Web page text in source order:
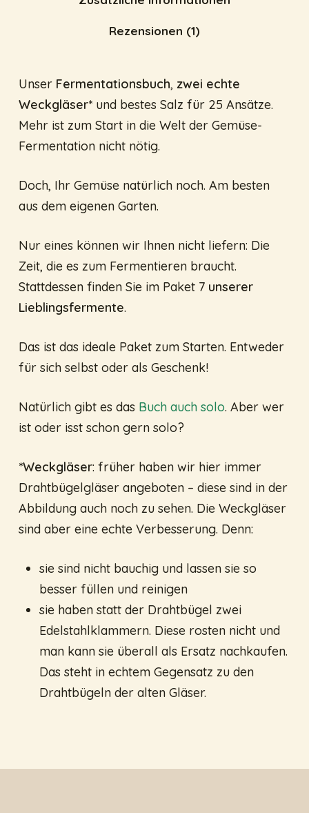
Rezensionen (1)
Unser Fermentationsbuch, zwei echte
Weckgläser* und bestes Salz für 25 Ansätze.
Mehr ist zum Start in die Welt der Gemüse-
Fermentation nicht nötig.
Doch, Ihr Gemüse natürlich noch. Am besten
aus dem eigenen Garten.
Nur eines können wir Ihnen nicht liefern: Die
Zeit, die es zum Fermentieren braucht.
Stattdessen finden Sie im Paket 7unserer
Lieblingsfermente.
Das ist das ideale Paket zum Starten. Entweder
für sich selbst oder als Geschenk!
Natürlich gibt es das Buch auch solo. Aber wer
ist oder isst schon gern solo?
*Weckgläser: früher haben wir hier immer
Drahtbügelgläser angeboten – diese sind in der
Abbildung auch noch zu sehen. Die Weckgläser
sind aber eine echte Verbesserung. Denn:
sie sind nicht bauchig und lassen sie so
besser füllen und reinigen
sie haben statt der Drahtbügel zwei
Edelstahlklammern. Diese rosten nicht und
man kann sie überall als Ersatz nachkaufen.
Das steht in echtem Gegensatz zu den
Drahtbügeln der alten Gläser.